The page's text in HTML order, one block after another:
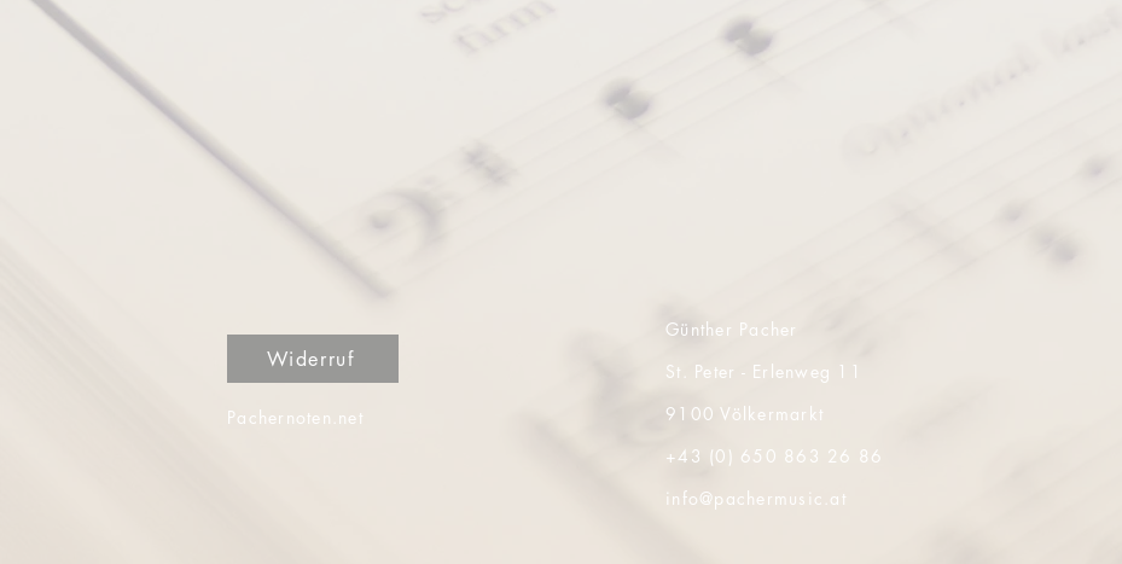
Widerruf
Pachernoten.net
Günther Pacher
St. Peter - Erlenweg 11
9100 Völkermarkt
+43 (0) 650 863 26 86
info@pachermusic.at